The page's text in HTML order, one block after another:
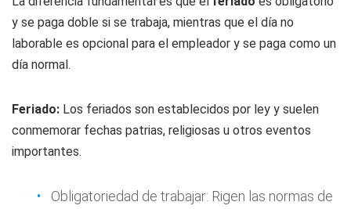
y se paga doble si se trabaja, mientras que el día no
laborable es opcional para el empleador y se paga como un
día normal.
Feriado: Los feriados son establecidos por ley y suelen
conmemorar fechas patrias, religiosas u otros eventos
importantes.
Obligatoriedad de trabajar: Rigen las normas de